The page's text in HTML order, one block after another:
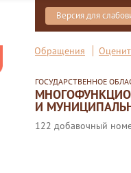
Версия для
Обращения
ГОСУДАРСТВЕННОЕ
И
122 добавочный